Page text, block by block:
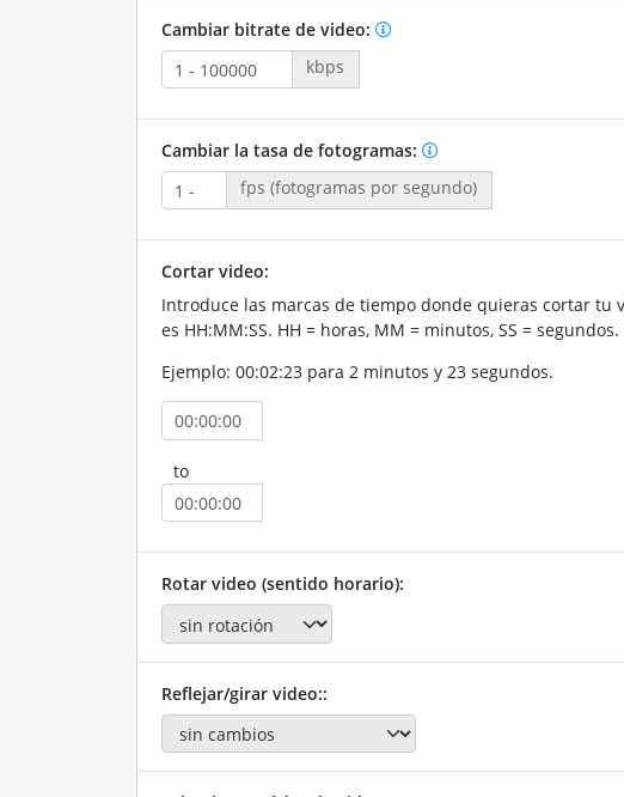
Cambiar bitrate de video:
kbps
Cambiar la tasa de fotogramas:
fps (fotogramas por segundo)
Cortar video:
Introduce las marcas de tiempo donde quieras cortar tu
es HH:MM:SS. HH = horas, MM = minutos, SS = segundos.
Ejemplo: 00:02:23 para 2 minutos y 23 segundos.
to
Rotar video (sentido horario):
Reflejar/girar video::